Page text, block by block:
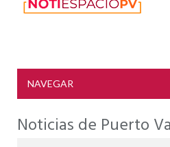
NAVEGAR
Noticias de Puerto